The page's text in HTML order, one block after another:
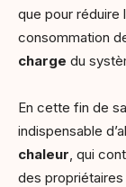
que pour réduire
consommation
charge du
En cette fin de
indispensable
chaleur , qui
des